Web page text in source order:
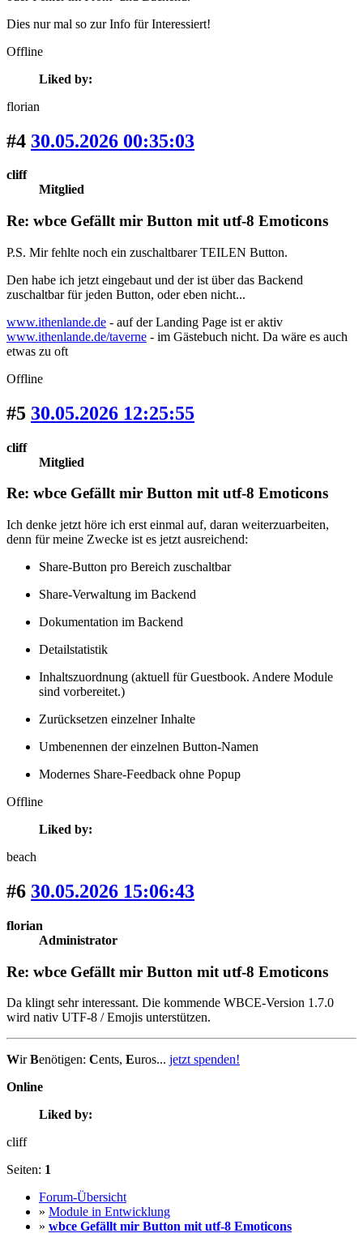
Dies nur mal so zur Info für Interessiert!
Offline
Liked by:
florian
#4 30.05.2026 00:35:03
cliff
Mitglied
Re: wbce Gefällt mir Button mit utf-8 Emoticons
P.S. Mir fehlte noch ein zuschaltbarer TEILEN Button.
Den habe ich jetzt eingebaut und der ist über das Backend
zuschaltbar für jeden Button, oder eben nicht...
www.ithenlande.de - auf der Landing Page ist er aktiv
www.ithenlande.de/taverne - im Gästebuch nicht. Da wäre es auch
etwas zu oft
Offline
#5 30.05.2026 12:25:55
cliff
Mitglied
Re: wbce Gefällt mir Button mit utf-8 Emoticons
Ich denke jetzt höre ich erst einmal auf, daran weiterzuarbeiten,
denn für meine Zwecke ist es jetzt ausreichend:
Share-Button pro Bereich zuschaltbar
Share-Verwaltung im Backend
Dokumentation im Backend
Detailstatistik
Inhaltszuordnung (aktuell für Guestbook. Andere Module
sind vorbereitet.)
Zurücksetzen einzelner Inhalte
Umbenennen der einzelnen Button-Namen
Modernes Share-Feedback ohne Popup
Offline
Liked by:
beach
#6 30.05.2026 15:06:43
florian
Administrator
Re: wbce Gefällt mir Button mit utf-8 Emoticons
Da klingt sehr interessant. Die kommende WBCE-Version 1.7.0
wird nativ UTF-8 / Emojis unterstützen.
WirBenötigen: Cents, Euros... jetzt spenden!
Online
Liked by:
cliff
Seiten: 1
Forum-Übersicht
» Module in Entwicklung
» wbce Gefällt mir Button mit utf-8 Emoticons